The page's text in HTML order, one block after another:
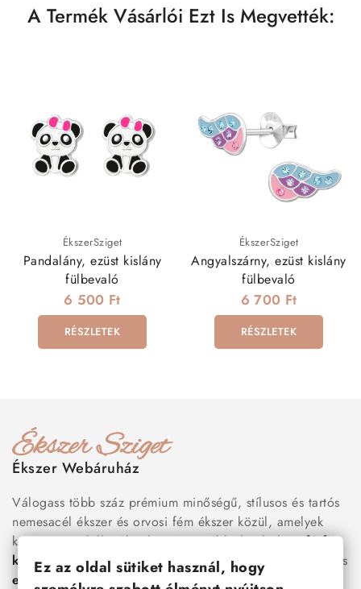
A Termék Vásárlói Ezt Is Megvették:
ÉkszerSziget
Pandalány, ezüst kislány
fülbevaló
6 500 Ft
RÉSZLETEK
ÉkszerSziget
Angyalszárny, ezüst kislány
fülbevaló
6 700 Ft
RÉSZLETEK
Ékszer Webáruház
Válogass több száz prémium minőségű, stílusos és tartós
nemesacél ékszer és orvosi fém ékszer közül, amelyek
között megtalálhatók a legnépszerűbb darabok is:férfi
karkötők
, női nyakláncok , karikagyűrűk
és
esküvői kiegészítőkegyaránt. Webáruházunkban a
Ez az oldal sütiket használ, hogy